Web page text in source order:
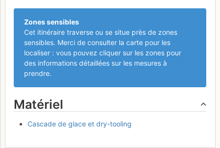
Zones sensibles
Cet itinéraire traverse ou se situe près de zones
sensibles. Merci de consulter la carte pour les
localiser : vous pouvez cliquer sur les zones pour
des informations détaillées sur les mesures à
prendre.
Matériel
Cascade de glace et dry-tooling